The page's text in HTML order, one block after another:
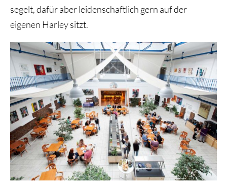
segelt, dafür aber leidenschaftlich gern auf der
eigenen Harley sitzt.